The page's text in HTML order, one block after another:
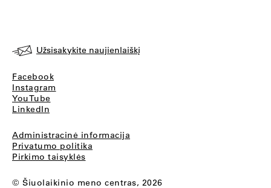
Užsisakykite naujienlaiškį
Facebook
Instagram
YouTube
LinkedIn
Administracinė informacija
Privatumo politika
Pirkimo taisyklės
© Šiuolaikinio meno centras, 2026